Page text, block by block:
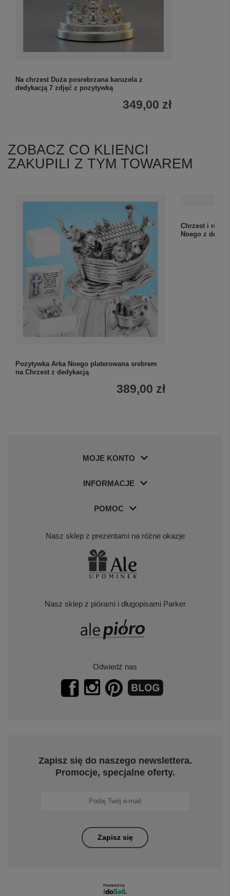
Na chrzest Duża posrebrzana karuzela z
dedykacją 7 zdjęć z pozytywką
349,00 zł
ZOBACZ CO KLIENCI
ZAKUPILI Z TYM TOWAREM
Pozytywka Arka Noego platerowana srebrem
na Chrzest z dedykacją
389,00 zł
Chrzest i
Noego z
MOJE KONTO
INFORMACJE
POMOC
Nasz sklep z prezentami na różne okazje
Nasz sklep z piórami i długopisami Parker
Odwiedź nas
Zapisz się do naszego newslettera.
Promocje, specjalne oferty.
Zapisz się